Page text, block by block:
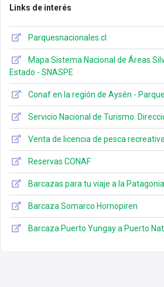
Links de interés
Parquesnacionales.cl
Mapa Sistema Nacional de Áreas
Estado - SNASPE
Conaf en la región de Aysén -
Servicio Nacional de Turismo.
Venta de licencia de pesca
Reservas CONAF
Barcazas para tu viaje a la Patagonia
Barcaza Somarco Hornopiren
Barcaza Puerto Yungay a Puerto